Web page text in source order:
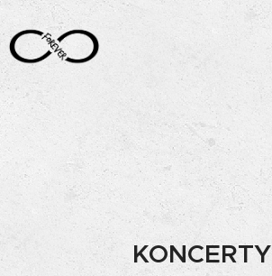
KONCERTY